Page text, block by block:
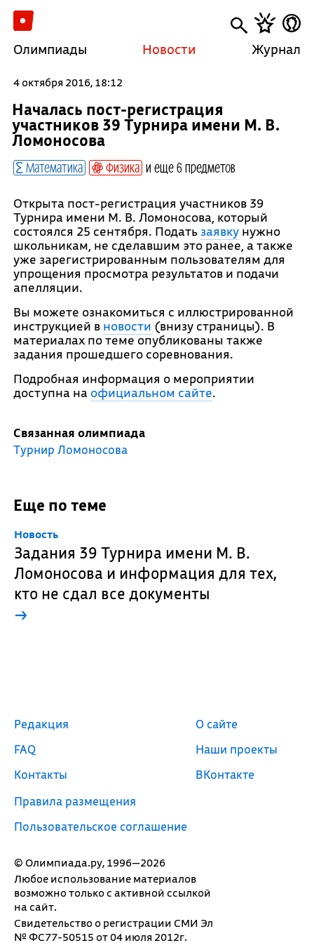
Олимпиады Новости Журнал
4 октября 2016, 18:12
Началась пост-регистрация
участников 39 Турнира имени М. В.
Ломоносова
Математика Физика и еще 6 предметов
Открыта пост-регистрация участников 39
Турнира имени М. В. Ломоносова, который
состоялся 25 сентября. Подать заявкунужно
школьникам, не сделавшим это ранее, а также
уже зарегистрированным пользователям для
упрощения просмотра результатов и подачи
апелляции.
Вы можете ознакомиться с иллюстрированной
инструкцией в новости (внизу страницы). В
материалах по теме опубликованы также
задания прошедшего соревнования.
Подробная информация о мероприятии
доступна на официальном сайте.
Связанная олимпиада
Турнир Ломоносова
Еще по теме
Новость
Задания 39 Турнира имени М. В.
Ломоносова и информация для тех,
кто не сдал все документы
→
© Олимпиада.ру, 1996—2026
Любое использование материалов
возможно только с активной ссылкой
на сайт.
Свидетельство о регистрации СМИ Эл
№ ФС77-50515 от 04 июля 2012г.
Редакция
FAQ
Контакты
Правила размещения
Пользовательское соглашение
О сайте
Наши проекты
ВКонтакте